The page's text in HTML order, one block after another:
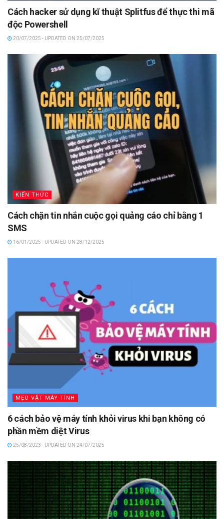
Cách hacker sử dụng kĩ thuật Splitfus để thực thi mã
độc Powershell
20/07/2025 - UPDATED ON 25/07/2025
KIẾN THỨC
Cách chặn tin nhắn cuộc gọi quảng cáo chỉ bằng 1
SMS
16/01/2025 - UPDATED ON 28/12/2025
MẸO VẶT MÁY TÍNH
6 cách bảo vệ máy tính khỏi virus khi bạn không có
phần mềm diệt Virus
25/08/2023 - UPDATED ON 24/07/2025